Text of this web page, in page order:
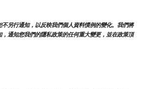
另行通知，以反映我們個人資料慣例的變化。我們將
通知您我們的隱私政策的任何重大變更，並在政策頂